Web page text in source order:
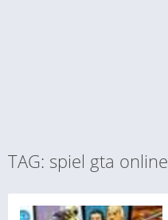
TAG: spiel gta online